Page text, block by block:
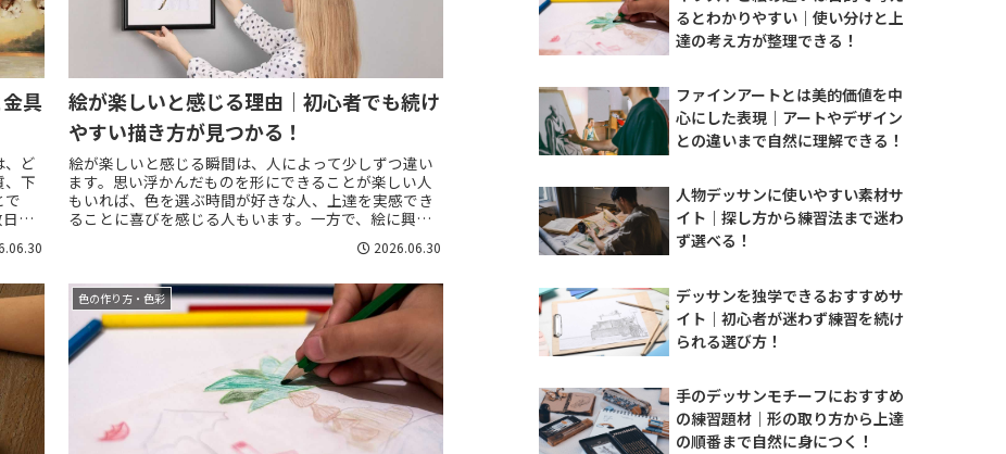
具
、ど
、下
で
後
絵が楽しいと感じる理由｜初心者でも続け
やすい描き方が見つかる！
絵が楽しいと感じる瞬間は、人によって少しずつ違い
ます。思い浮かんだものを形にできることが楽しい人
もいれば、色を選ぶ時間が好きな人、上達を実感でき
ることに喜びを感じる人もいます。一方で、絵に興味
2026.06.30
色の作り方・色彩
るとわかりやすい｜使い分けと上
達の考え方が整理できる！
ファインアートとは美的価値を中
心にした表現｜アートやデザイン
との違いまで自然に理解できる！
人物デッサンに使いやすい素材サ
イト｜探し方から練習法まで迷わ
ず選べる！
デッサンを独学できるおすすめサ
イト｜初心者が迷わず練習を続け
られる選び方！
手のデッサンモチーフにおすすめ
の練習題材｜形の取り方から上達
の順番まで自然に身につく！